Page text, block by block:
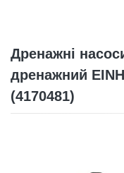
Дренажні
дренажний
(4170481)